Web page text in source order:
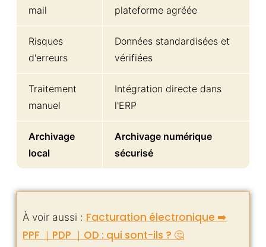
mail
plateforme agréée
Risques
d'erreurs
Données standardisées et
vérifiées
Traitement
manuel
Intégration directe dans
l'ERP
Archivage
local
Archivage numérique
sécurisé
À voir aussi : Facturation électronique ➡️
PPF ｜PDP ｜OD : qui sont-ils ? 🤔